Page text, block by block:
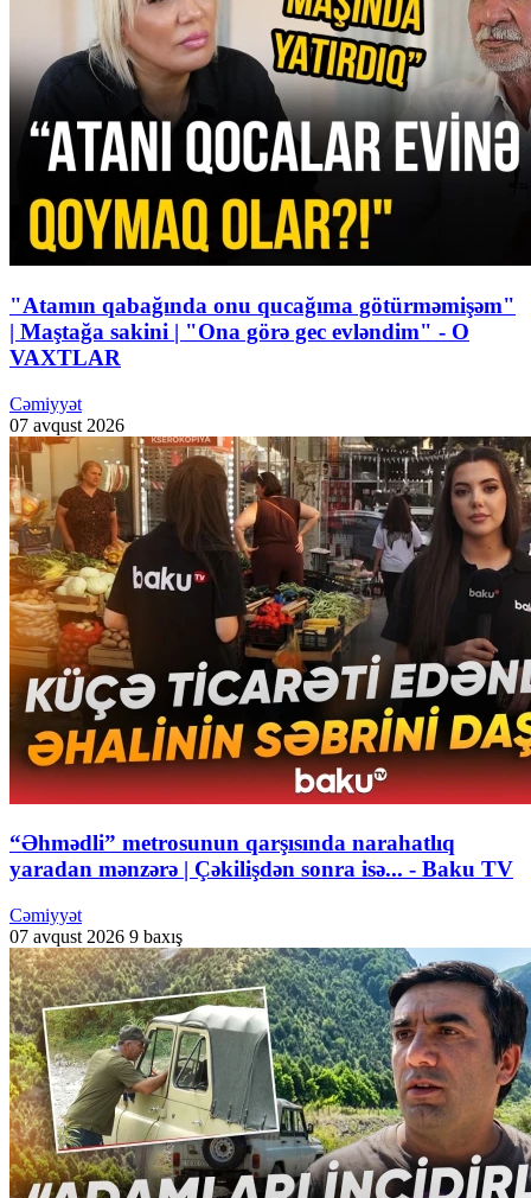
"Atamın qabağında onu qucağıma götürməmişəm"
| Maştağa sakini | "Ona görə gec evləndim" - O
VAXTLAR
Cəmiyyət
07 avqust 2026
“Əhmədli” metrosunun qarşısında narahatlıq
yaradan mənzərə | Çəkilişdən sonra isə... - Baku TV
Cəmiyyət
07 avqust 2026 9 baxış